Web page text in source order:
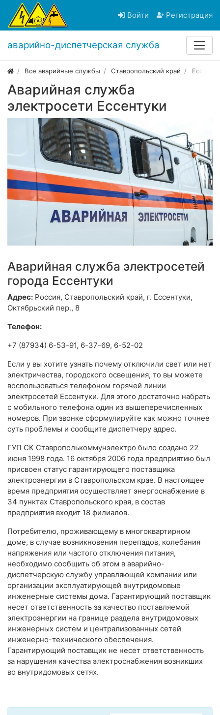
Войти Регистрация
аварийно-диспетчерская служба
Все аварийные службы Ставропольский край
Аварийная служба
электросети Ессентуки
Аварийная служба электросетей
города Ессентуки
Адрес: Россия, Ставропольский край, г. Ессентуки,
Октябрьский пер., 8
Телефон:
+7 (87934) 6-53-91, 6-37-69, 6-52-02
Если у вы хотите узнать почему отключили свет или нет
электричества, городского освещения, то вы можете
воспользоваться телефоном горячей линии
электросетей Ессентуки. Для этого достаточно набрать
с мобильного телефона один из вышеперечисленных
номеров. При звонке сформулируйте как можно точнее
суть проблемы и сообщите диспетчеру адрес.
ГУП СК Ставрополькоммунэлектро было создано 22
июня 1998 года. 16 октября 2006 года предприятию был
присвоен статус гарантирующего поставщика
электроэнергии в Ставропольском крае. В настоящее
время предприятия осуществляет энергоснабжение в
34 пунктах Ставропольского края, в состав
предприятия входит 18 филиалов.
Потребителю, проживающему в многоквартирном
доме, в случае возникновения перепадов, колебания
напряжения или частого отключения питания,
необходимо сообщить об этом в аварийно-
диспетчерскую службу управляющей компании или
организации эксплуатирующей внутридомовые
инженерные системы дома. Гарантирующий поставщик
несет ответственность за качество поставляемой
электроэнергии на границе раздела внутридомовых
инженерных систем и централизованных сетей
инженерно-технического обеспечения.
Гарантирующий поставщик не несет ответственность
за нарушения качества электроснабжения возникших
во внутридомовых сетях.